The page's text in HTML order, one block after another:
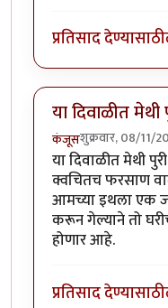
प्रतिसाद देण्यासाठी
या दिवाळीत मेथी
कंजूसशुक्रवार, 08/11/
या दिवाळीत मेथी
क्वचितच फरसाण
आमच्या इथला एक
करून गेल्याने तो
होणार आहे.
प्रतिसाद देण्यासाठी